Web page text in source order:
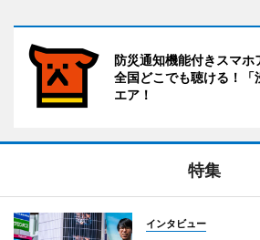
防災通知機能付きスマ
全国どこでも聴ける！「
エア！
特集
インタビュー